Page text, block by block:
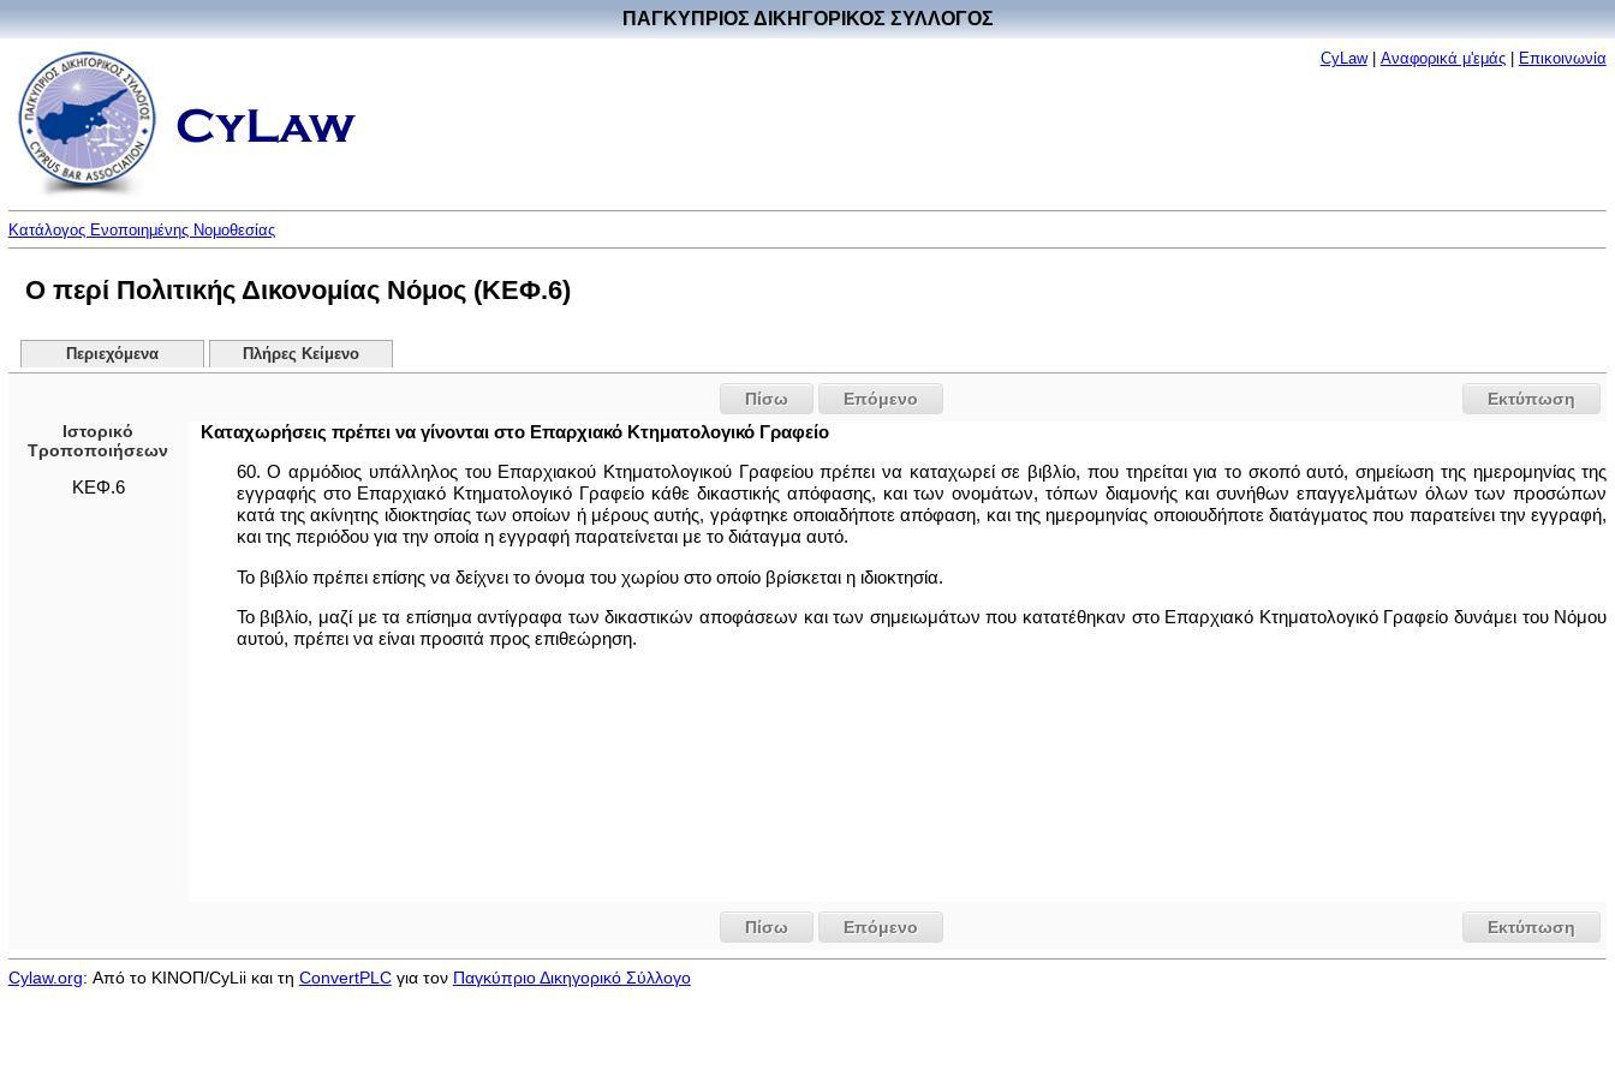
ΠΑΓΚΥΠΡΙΟΣ ΔΙΚΗΓΟΡΙΚΟΣ ΣΥΛΛΟΓΟΣ
CyLaw| Αναφορικά μ'εμάς| Επικοινωνία
Κατάλογος Ενοποιημένης Νομοθεσίας
Ο περί Πολιτικής Δικονομίας Νόμος (ΚΕΦ.6)
Περιεχόμενα Πλήρες Κείμενο
Εκτύπωση
Πίσω
Επόμενο
Ιστορικό
Τροποποιήσεων
ΚΕΦ.6
Καταχωρήσεις πρέπει να γίνονται στο Επαρχιακό Κτηματολογικό Γραφείο
60. Ο αρμόδιος υπάλληλος του Επαρχιακού Κτηματολογικού Γραφείου πρέπει να καταχωρεί σε βιβλίο, που τηρείται για το σκοπό αυτό, σημείωση της ημερομηνίας της
εγγραφής στο Επαρχιακό Κτηματολογικό Γραφείο κάθε δικαστικής απόφασης, και των ονομάτων, τόπων διαμονής και συνήθων επαγγελμάτων όλων των προσώπων
κατά της ακίνητης ιδιοκτησίας των οποίων ή μέρους αυτής, γράφτηκε οποιαδήποτε απόφαση, και της ημερομηνίας οποιουδήποτε διατάγματος που παρατείνει την εγγραφή,
και της περιόδου για την οποία η εγγραφή παρατείνεται με το διάταγμα αυτό.
Το βιβλίο πρέπει επίσης να δείχνει το όνομα του χωρίου στο οποίο βρίσκεται η ιδιοκτησία.
Το βιβλίο, μαζί με τα επίσημα αντίγραφα των δικαστικών αποφάσεων και των σημειωμάτων που κατατέθηκαν στο Επαρχιακό Κτηματολογικό Γραφείο δυνάμει του Νόμου
αυτού, πρέπει να είναι προσιτά προς επιθεώρηση.
Εκτύπωση
Πίσω Επόμενο
Cylaw.org: Από το ΚΙΝOΠ/CyLii και τη ConvertPLCγια τον Παγκύπριο Δικηγορικό Σύλλογο